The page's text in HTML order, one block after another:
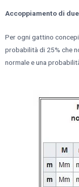
Accoppiamento di
Per ogni gattino
probabilità di 25% che
normale e una